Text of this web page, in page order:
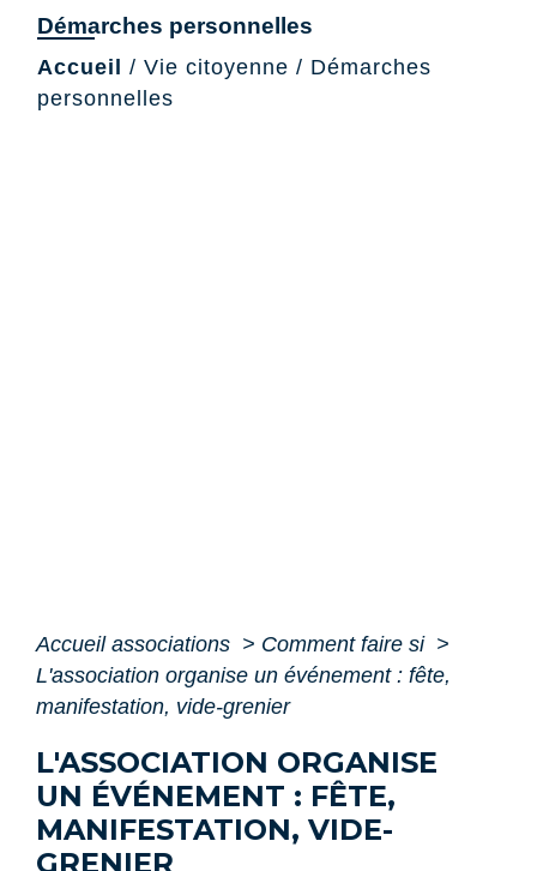
Démarches personnelles
Accueil / Vie citoyenne / Démarches
personnelles
Accueil associations > Comment faire si >
L'association organise un événement : fête,
manifestation, vide-grenier
L'ASSOCIATION ORGANISE
UN ÉVÉNEMENT : FÊTE,
MANIFESTATION, VIDE-
GRENIER